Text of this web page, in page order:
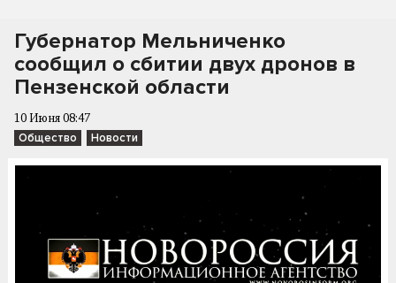
Губернатор Мельниченко
сообщил о сбитии двух дронов в
Пензенской области
10 Июня 08:47
Общество Новости